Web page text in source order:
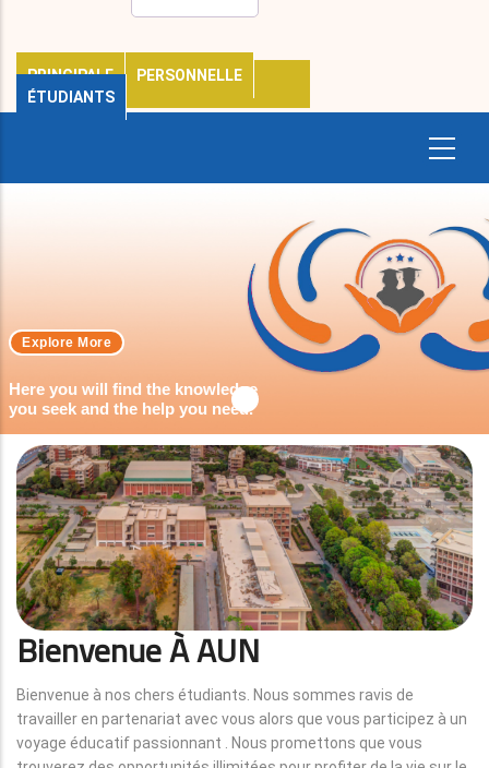
PRINCIPALE
PERSONNELLE
ÉTUDIANTS
Here you will find the knowledge
you seek and the help you need.
Explore More
Bienvenue À AUN
Bienvenue à nos chers étudiants. Nous sommes ravis de
travailler en partenariat avec vous alors que vous participez à un
voyage éducatif passionnant . Nous promettons que vous